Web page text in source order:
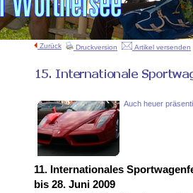
Zurück Druckversion Artikel versenden
Auch heuer
11. Internationales
bis 28. Juni 2009